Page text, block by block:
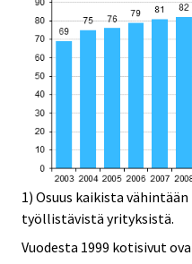
1) Osuus kaikista
työllistävistä yrityksistä.
Vuodesta 1999 kotisivut